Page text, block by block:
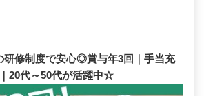
研修制度で安心◎賞与年3回｜手当充
20代～50代が活躍中☆